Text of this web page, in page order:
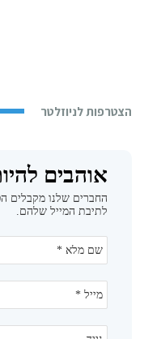
הצטרפות לניוזלטר